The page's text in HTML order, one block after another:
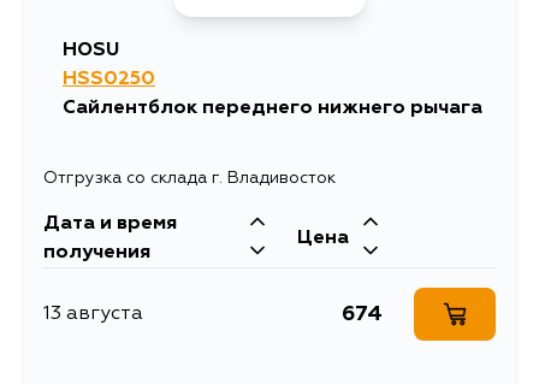
494
29 августа
HOSU
HSS0250
Сайлентблок переднего нижнего рычага
Отгрузка со склада г. Владивосток
Дата и время
получения
Цена
13 августа 674